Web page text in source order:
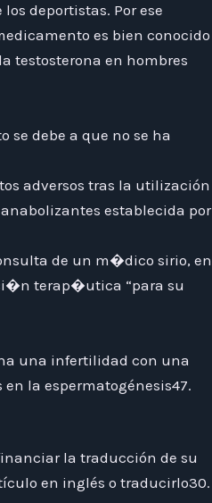
deportistas. Por ese
es bien conocido
testosterona en hombres
se debe a que no se ha
adversos tras la utilización
establecida por
de un m�dico sirio, en
terap�utica “para su
una infertilidad con una
la espermatogénesis47.
la traducción de su
en inglés o traducirlo30.